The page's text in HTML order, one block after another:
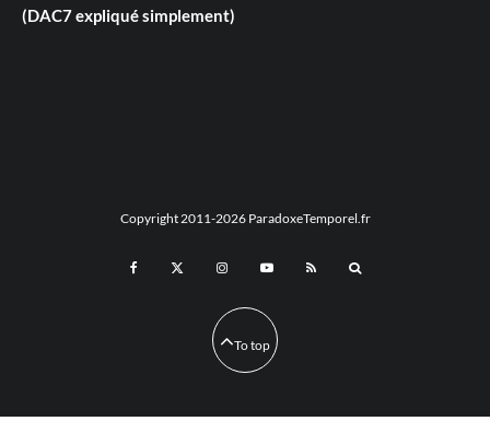
(DAC7 expliqué simplement)
Copyright 2011-2026 ParadoxeTemporel.fr
To top